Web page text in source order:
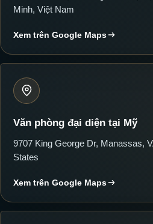
Minh, Việt Nam
Xem trên Google Maps
Văn phòng đại diện tại Mỹ
9707 King George Dr, Manassas,
States
Xem trên Google Maps